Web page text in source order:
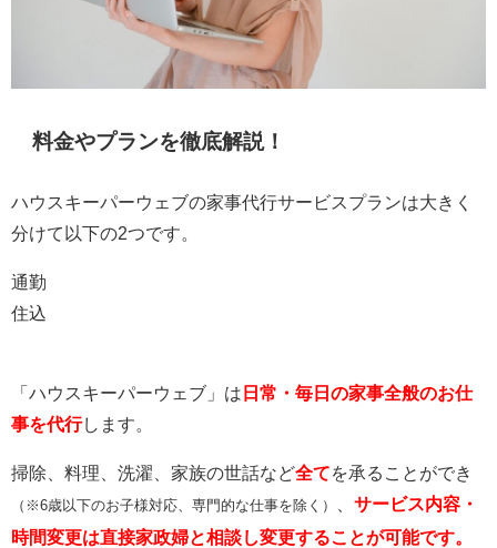
料金やプランを徹底解説！
ハウスキーパーウェブの家事代行サービスプランは大きく
分けて以下の2つです。
通勤
住込
「ハウスキーパーウェブ」は 日常・毎日の家事全般のお仕
事を代行します。
掃除、料理、洗濯、家族の世話など全てを承ることができ
（※6歳以下のお子様対応、専門的な仕事を除く）
サービス内容・
時間変更は直接家政婦と相談し変更することが可能です。